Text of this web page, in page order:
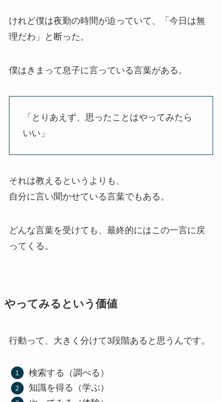
けれど僕は夜勤の時間が迫っていて、「今日は無
理だわ」と断った。
僕はきまって息子に言っている言葉がある。
「とりあえず、思ったことはやってみたら
いい」
それは教えるというよりも、
自分に言い聞かせている言葉でもある。
どんな言葉を受けても、最終的にはこの一言に戻
ってくる。
やってみるという価値
行動って、大きく分けて3段階あると思うんです。
検索する（調べる）
知識を得る（学ぶ）